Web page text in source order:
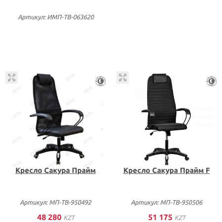
Артикул: ИМП-ТВ-063620
Кресло Сакура Прайм
Артикул: МП-ТВ-950492
48 280 KZT
Кресло Сакура Прайм F
Артикул: МП-ТВ-950506
51 175 KZT